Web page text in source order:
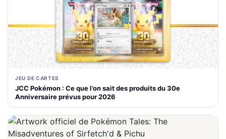
JEU DE CARTES
JCC Pokémon : Ce que l’on sait des produits du 30e
Anniversaire prévus pour 2026